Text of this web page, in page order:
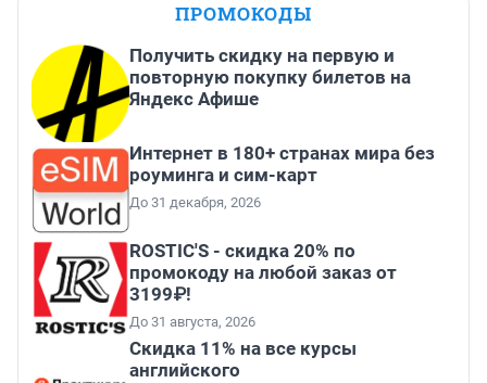
ПРОМОКОДЫ
Получить скидку на первую и
повторную покупку билетов на
Яндекс Афише
Интернет в 180+ странах мира без
роуминга и сим-карт
До 31 декабря, 2026
ROSTIC'S - скидка 20% по
промокоду на любой заказ от
3199₽!
До 31 августа, 2026
Скидка 11% на все курсы
английского